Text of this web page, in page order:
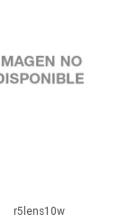
r5lens10w